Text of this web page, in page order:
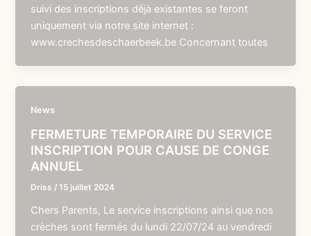
suivi des inscriptions déjà existantes se feront
uniquement via notre site internet :
www.crechesdeschaerbeek.be Concernant toutes
News
FERMETURE TEMPORAIRE DU SERVICE
INSCRIPTION POUR CAUSE DE CONGE
ANNUEL
Driss /15 juillet 2024
Chers Parents, Le service inscriptions ainsi que nos
crèches sont fermés du lundi 22/07/24 au vendredi